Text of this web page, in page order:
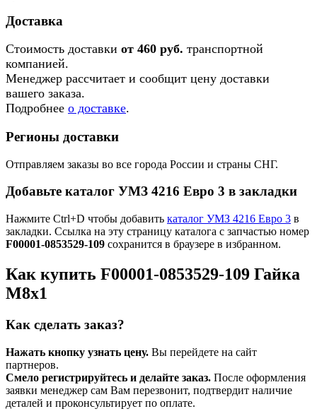
Доставка
Стоимость доставки от 460 руб. транспортной
компанией.
Менеджер рассчитает и сообщит цену доставки
вашего заказа.
Подробнее о доставке.
Регионы доставки
Отправляем заказы во все города России и страны СНГ.
Добавьте каталог УМЗ 4216 Евро 3 в закладки
Нажмите Ctrl+D чтобы добавить каталог УМЗ 4216 Евро 3 в
закладки. Ссылка на эту страницу каталога с запчастью номер
F00001-0853529-109 сохранится в браузере в избранном.
Как купить F00001-0853529-109 Гайка
М8х1
Как сделать заказ?
Нажать кнопку узнать цену. Вы перейдете на сайт
партнеров.
Смело регистрируйтесь и делайте заказ. После оформления
заявки менеджер сам Вам перезвонит, подтвердит наличие
деталей и проконсультирует по оплате.